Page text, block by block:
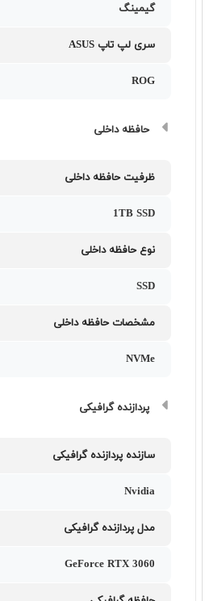
گیمینگ
سری لپ تاپ ASUS
ROG
حافظه داخلی
ظرفیت حافظه داخلی
1TB SSD
نوع حافظه داخلی
SSD
مشخصات حافظه داخلی
NVMe
پردازنده گرافیکی
سازنده پردازنده گرافیکی
Nvidia
مدل پردازنده گرافیکی
GeForce RTX 3060